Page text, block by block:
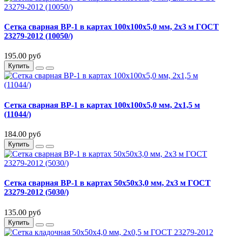
Сетка сварная ВР-1 в картах 100х100х5,0 мм, 2х3 м ГОСТ
23279-2012 (10050/)
195.00 руб
Купить
Сетка сварная ВР-1 в картах 100х100х5,0 мм, 2х1,5 м
(11044/)
184.00 руб
Купить
Сетка сварная ВР-1 в картах 50х50х3,0 мм, 2х3 м ГОСТ
23279-2012 (5030/)
135.00 руб
Купить